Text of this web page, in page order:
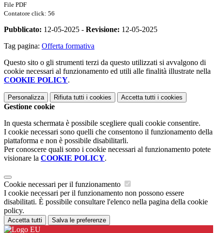
File PDF
Contatore click: 56
Pubblicato: 12-05-2025 - Revisione: 12-05-2025
Tag pagina: Offerta formativa
Questo sito o gli strumenti terzi da questo utilizzati si avvalgono di
cookie necessari al funzionamento ed utili alle finalità illustrate nella
COOKIE POLICY.
Personalizza Rifiuta tutti i cookies Accetta tutti i cookies
Gestione cookie
In questa schermata è possibile scegliere quali cookie consentire.
I cookie necessari sono quelli che consentono il funzionamento della
piattaforma e non è possibile disabilitarli.
Per conoscere quali sono i cookie necessari al funzionamento potete
visionare la COOKIE POLICY.
Cookie necessari per il funzionamento
I cookie necessari per il funzionamento non possono essere
disabilitati. È possibile consultare l'elenco nella pagina della cookie
policy.
Accetta tutti Salva le preferenze